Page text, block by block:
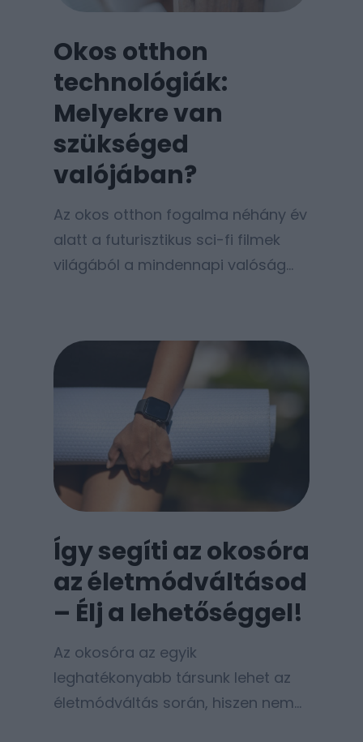
Okos otthon
technológiák:
Melyekre van
szükséged
valójában?
Az okos otthon fogalma néhány év
alatt a futurisztikus sci-fi filmek
világából a mindennapi valóság
Így segíti az okosóra
az életmódváltásod
– Élj a lehetőséggel!
Az okosóra az egyik
leghatékonyabb társunk lehet az
életmódváltás során, hiszen nem